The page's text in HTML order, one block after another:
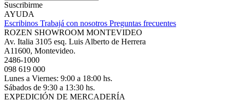
Suscribirme
AYUDA
Escribinos Trabajá con nosotros Preguntas frecuentes
ROZEN SHOWROOM MONTEVIDEO
Av. Italia 3105 esq. Luis Alberto de Herrera
A11600, Montevideo.
2486-1000
098 619 000
Lunes a Viernes: 9:00 a 18:00 hs.
Sábados de 9:30 a 13:30 hs.
EXPEDICIÓN DE MERCADERÍA